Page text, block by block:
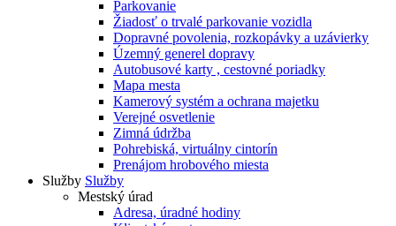
Parkovanie
Žiadosť o trvalé parkovanie vozidla
Dopravné povolenia, rozkopávky a uzávierky
Územný generel dopravy
Autobusové karty , cestovné poriadky
Mapa mesta
Kamerový systém a ochrana majetku
Verejné osvetlenie
Zimná údržba
Pohrebiská, virtuálny cintorín
Prenájom hrobového miesta
Služby Služby
Mestský úrad
Adresa, úradné hodiny